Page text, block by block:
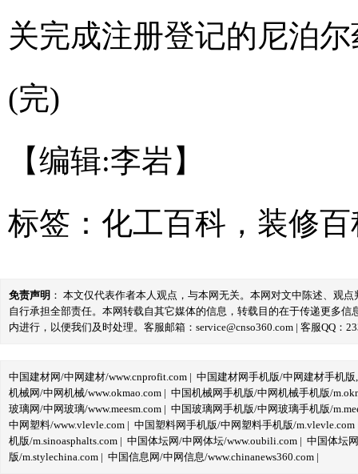
关完成注册登记的尼泊
(完)
【编辑:李岩】
标签： 化工百科 ， 装修百
免责声明 ： 本文仅代表作者本人观点，与本网无关。本网对文中陈述、观
自行承担全部责任。本网转载自其它媒体的信息，转载目的在于传递更多
内进行，以便我们及时处理。客服邮箱：service@cnso360.com | 客服QQ：
中国建材网/中网建材/www.cnprofit.com | 中国建材网手机版/中网建材手机版
机械网/中网机械/www.okmao.com | 中国机械网手机版/中网机械手机版/
玻璃网/中网玻璃/www.meesm.com | 中国玻璃网手机版/中网玻璃手机版/
中网塑料/www.vlevle.com | 中国塑料网手机版/中网塑料手机版/m.vlevle.com
机版/m.sinoasphalts.com | 中国体坛网/中网体坛/www.oubili.com | 中国体坛
版/m.stylechina.com | 中国信息网/中网信息/www.chinanews360.com |